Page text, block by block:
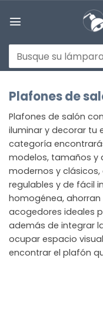
Buscar
por:
Plafones de
Plafones de salón
iluminar y decorar tu
categoría
modelos, tamaños y
modernos y clásicos,
regulables y de fácil
homogénea,
acogedores ideales
además de integrar
ocupar espacio
encontrar el plafón